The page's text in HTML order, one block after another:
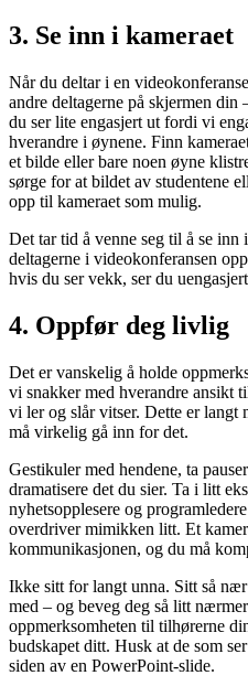
3. Se inn i kameraet
Når du deltar i en
andre deltagerne på skjermen
du ser lite engasjert ut fordi vi
hverandre i øynene. Finn
et bilde eller bare noen øyne
sørge for at bildet av studentene
opp til kameraet som mulig.
Det tar tid å venne seg til å se inn
deltagerne i videokonferansen
hvis du ser vekk, ser du
4. Oppfør deg livlig
Det er vanskelig å holde
vi snakker med hverandre ansikt
vi ler og slår vitser. Dette er langt
må virkelig gå inn for det.
Gestikuler med hendene, ta
dramatisere det du sier. Ta i litt
nyhetsopplesere og
overdriver mimikken litt. Et
kommunikasjonen, og du må
Ikke sitt for langt unna. Sitt så
med – og beveg deg så litt
oppmerksomheten til tilhørerne
budskapet ditt. Husk at de som
siden av en PowerPoint-slide.